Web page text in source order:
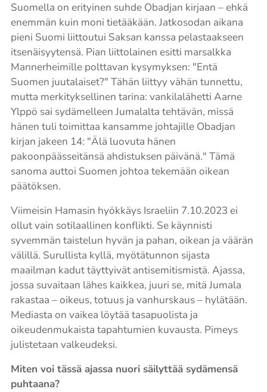
Suomella on erityinen suhde Obadjan kirjaan – ehkä
enemmän kuin moni tietääkään. Jatkosodan aikana
pieni Suomi liittoutui Saksan kanssa pelastaakseen
itsenäisyytensä. Pian liittolainen esitti marsalkka
Mannerheimille polttavan kysymyksen: "Entä
Suomen juutalaiset?" Tähän liittyy vähän tunnettu,
mutta merkityksellinen tarina: vankilalähetti Aarne
Ylppö sai sydämelleen Jumalalta tehtävän, missä
hänen tuli toimittaa kansamme johtajille Obadjan
kirjan jakeen 14: "Älä luovuta hänen
pakoonpäässeitänsä ahdistuksen päivänä." Tämä
sanoma auttoi Suomen johtoa tekemään oikean
päätöksen.
Viimeisin Hamasin hyökkäys Israeliin 7.10.2023 ei
ollut vain sotilaallinen konflikti. Se käynnisti
syvemmän taistelun hyvän ja pahan, oikean ja väärän
välillä. Surullista kyllä, myötätunnon sijasta
maailman kadut täyttyivät antisemitismistä. Ajassa,
jossa suvaitaan lähes kaikkea, juuri se, mitä Jumala
rakastaa – oikeus, totuus ja vanhurskaus – hylätään.
Mediasta on vaikea löytää tasapuolista ja
oikeudenmukaista tapahtumien kuvausta. Pimeys
julistetaan valkeudeksi.
Miten voi tässä ajassa nuori säilyttää sydämensä
puhtaana?